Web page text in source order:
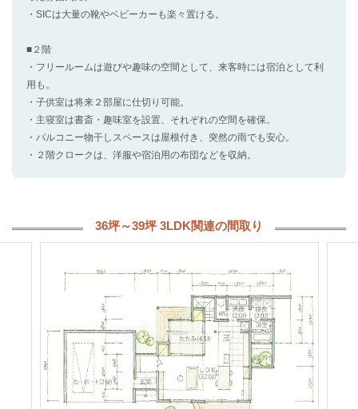
・SICは大量の靴やベビーカーも楽々置ける。
■２階
・フリールームは遊びや趣味の空間として、来客時には宿泊として利
用も。
・子供室は将来２部屋に仕切り可能。
・主寝室は書斎・趣味室を設置、それぞれの空間を確保。
・バルコニー物干しスペースは屋根付き、突然の雨でも安心。
・２階クロークは、洋服や宿泊用の布団などを収納。
36坪～39坪 3LDK関連の間取り